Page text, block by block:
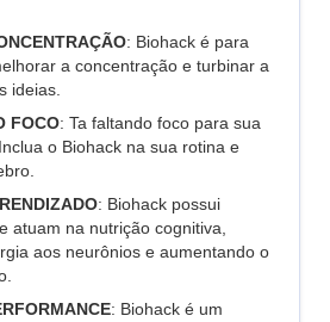
: Biohack é para
a concentração e turbinar a
ideias.
FOCO: Ta faltando foco para sua
o Biohack na sua rotina e
: Biohack possui
atuam na nutrição cognitiva,
aos neurônios e aumentando o
: Biohack é um